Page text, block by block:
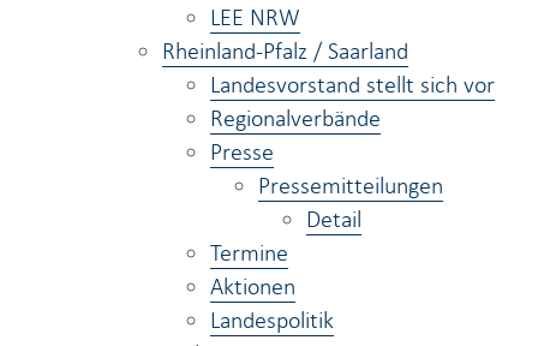
LEE NRW
Rheinland-Pfalz / Saarland
Landesvorstand stellt sich vor
Regionalverbände
Presse
Pressemitteilungen
Detail
Termine
Aktionen
Landespolitik